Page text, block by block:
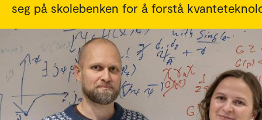
seg på skolebenken for å forstå